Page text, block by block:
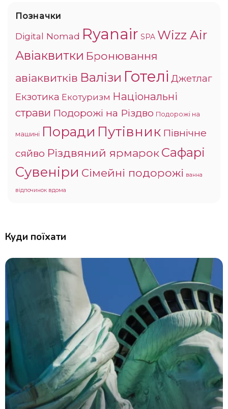
Позначки
Digital Nomad Ryanair SPA Wizz Air
Авіаквитки Бронювання
авіаквитків Валізи Готелі Джетлаг
Екзотика Екотуризм Національні
страви Подорожі на Різдво Подорожі на
машині Поради Путівник Північне
сяйво Різдвяний ярмарокСафарі
Сувеніри Сімейні подорожі ванна
відпочинок вдома
Куди поїхати